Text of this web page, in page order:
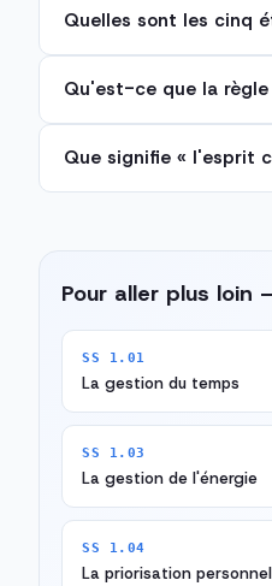
Quelles sont les cinq
Qu'est-ce que la
Que signifie « l'esprit
Pour aller plus loin
SS 1.01
La gestion du temps
SS 1.03
La gestion de l'énergie
SS 1.04
La priorisation